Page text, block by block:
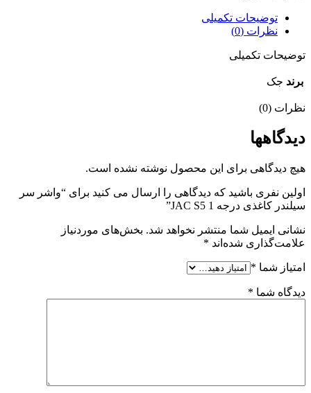
توضیحات تکمیلی
نظرات (0)
توضیحات تکمیلی
برند جک
نظرات (0)
دیدگاهها
هیچ دیدگاهی برای این محصول نوشته نشده است.
اولین نفری باشید که دیدگاهی را ارسال می کنید برای “واشر سر
سیلندر کاغذی درجه 1 JAC S5”
نشانی ایمیل شما منتشر نخواهد شد. بخش‌های موردنیاز
علامت‌گذاری شده‌اند *
امتیاز شما *
دیدگاه شما *